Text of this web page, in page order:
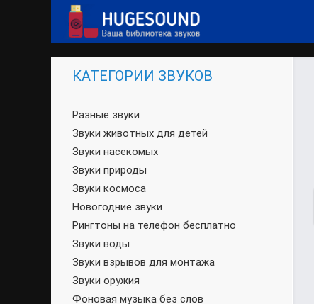
КАТЕГОРИИ ЗВУКОВ
Разные звуки
Звуки животных для детей
Звуки насекомых
Звуки природы
Звуки космоса
Новогодние звуки
Рингтоны на телефон бесплатно
Звуки воды
Звуки взрывов для монтажа
Звуки оружия
Фоновая музыка без слов